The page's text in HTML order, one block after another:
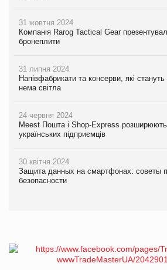
31 жовтня 2024
Компанія Rarog Tactical Gear
бронеплити
31 липня 2024
Напівфабрикати та консерви, які
нема світла
24 червня 2024
Meest Пошта і Shop-Express
українських підприємців
30 квітня 2024
Защита данных на смартфонах: советы
безопасности